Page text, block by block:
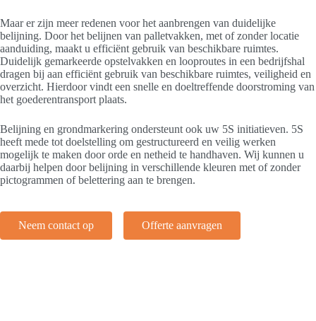
Maar er zijn meer redenen voor het aanbrengen van duidelijke
belijning. Door het belijnen van palletvakken, met of zonder locatie
aanduiding, maakt u efficiënt gebruik van beschikbare ruimtes.
Duidelijk gemarkeerde opstelvakken en looproutes in een bedrijfshal
dragen bij aan efficiënt gebruik van beschikbare ruimtes, veiligheid en
overzicht. Hierdoor vindt een snelle en doeltreffende doorstroming van
het goederentransport plaats.
Belijning en grondmarkering ondersteunt ook uw 5S initiatieven. 5S
heeft mede tot doelstelling om gestructureerd en veilig werken
mogelijk te maken door orde en netheid te handhaven. Wij kunnen u
daarbij helpen door belijning in verschillende kleuren met of zonder
pictogrammen of belettering aan te brengen.
Neem contact op Offerte aanvragen